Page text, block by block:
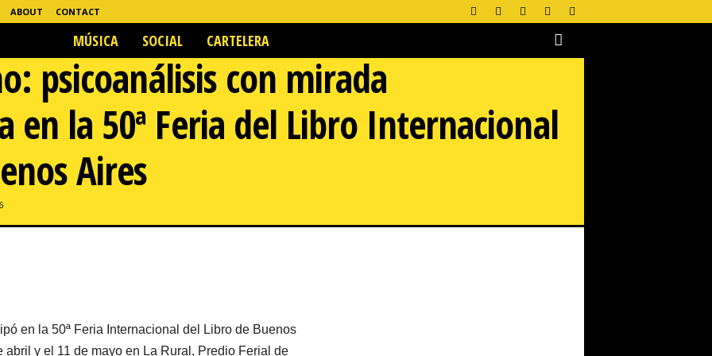
ABOUT
CONTACT
MÚSICA SOCIAL CARTELERA
psicoanálisis con mirada
en la 50ª Feria del Libro Internacional
Aires
en la 50ª Feria Internacional del Libro de Buenos
y el 11 de mayo en La Rural, Predio Ferial de